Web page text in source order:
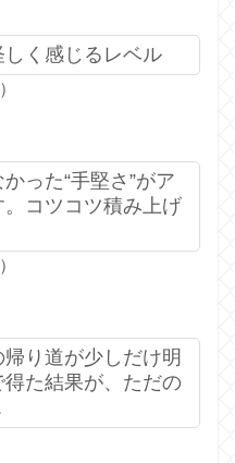
く感じるレベル
った“手堅さ”がア
コツコツ積み上げ
り道が少しだけ明
た結果が、ただの